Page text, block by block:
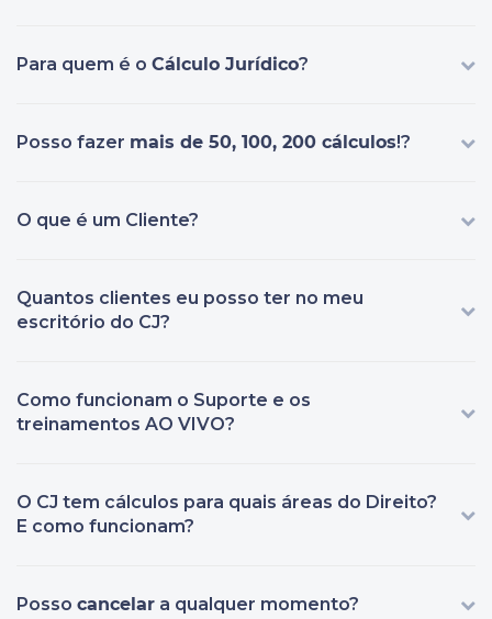
Para quem é o Cálculo Jurídico?
Posso fazer mais de 50, 100, 200 cálculos!?
O que é um Cliente?
Quantos clientes eu posso ter no meu
escritório do CJ?
Como funcionam o Suporte e os
treinamentos AO VIVO?
O CJ tem cálculos para quais áreas do Direito?
E como funcionam?
Posso cancelar a qualquer momento?